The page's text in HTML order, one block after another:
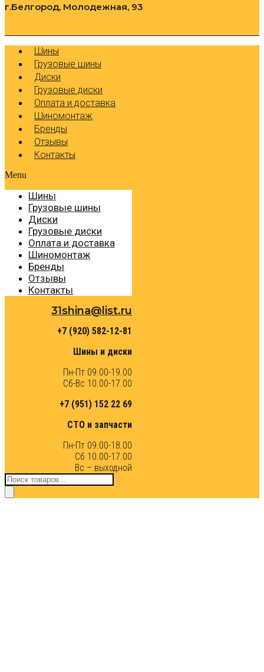
г.Белгород, Молодежная, 93
Шины
Грузовые шины
Диски
Грузовые диски
Оплата и доставка
Шиномонтаж
Бренды
Отзывы
Контакты
Menu
Шины
Грузовые шины
Диски
Грузовые диски
Оплата и доставка
Шиномонтаж
Бренды
Отзывы
Контакты
31shina@list.ru
+7 (920) 582-12-81
Шины и диски
Пн-Пт 09.00-19.00
Сб-Вс 10.00-17.00
+7 (951) 152 22 69
СТО и запчасти
Пн-Пт 09.00-18.00
Сб 10.00-17.00
Вс – выходной
Поиск
товаров